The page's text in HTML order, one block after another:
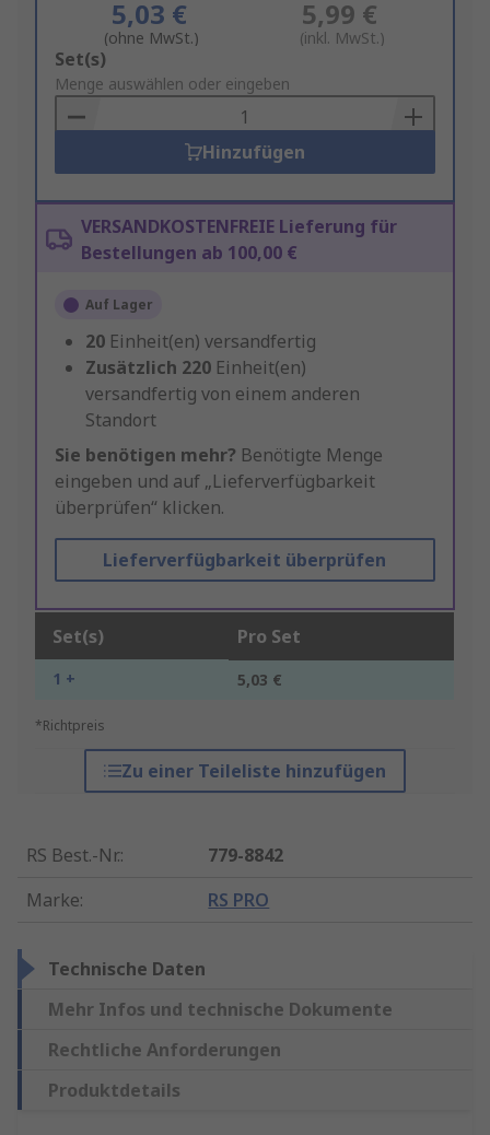
5,03 €
(ohne MwSt.)
5,99 €
(inkl. MwSt.)
Add
to
Basket
Set(s)
Menge auswählen oder eingeben
Hinzufügen
VERSANDKOSTENFREIE Lieferung für
Bestellungen ab 100,00 €
Auf Lager
20 Einheit(en) versandfertig
Zusätzlich 220 Einheit(en)
versandfertig von einem anderen
Standort
Sie benötigen mehr? Benötigte Menge
eingeben und auf „Lieferverfügbarkeit
überprüfen“ klicken.
Lieferverfügbarkeit überprüfen
Set(s) Pro Set
1 + 5,03 €
*Richtpreis
Zu einer Teileliste hinzufügen
RS Best.-Nr.:
779-8842
Marke: RS PRO
Technische Daten
Mehr Infos und technische Dokumente
Rechtliche Anforderungen
Produktdetails